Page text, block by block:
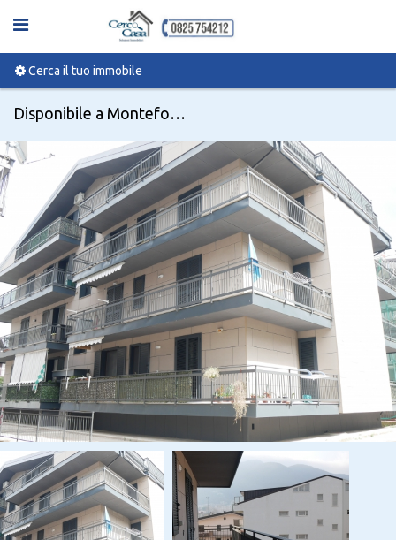
Cerca il tuo immobile
Disponibile a Monteforte irpino, Via Taverna Campanile 275 - Codice 0336509